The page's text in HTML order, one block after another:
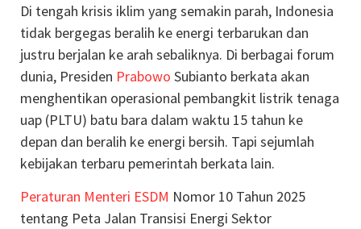
Di tengah krisis iklim yang semakin parah, Indonesia
tidak bergegas beralih ke energi terbarukan dan
justru berjalan ke arah sebaliknya. Di berbagai forum
dunia, Presiden Prabowo Subianto berkata akan
menghentikan operasional pembangkit listrik tenaga
uap (PLTU) batu bara dalam waktu 15 tahun ke
depan dan beralih ke energi bersih. Tapi sejumlah
kebijakan terbaru pemerintah berkata lain.
Peraturan Menteri ESDM Nomor 10 Tahun 2025
tentang Peta Jalan Transisi Energi Sektor